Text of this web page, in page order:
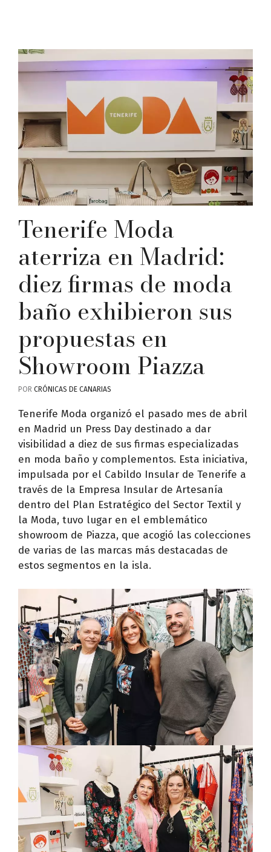
Tenerife Moda
aterriza en Madrid:
diez firmas de moda
baño exhibieron sus
propuestas en
Showroom Piazza
POR CRÓNICAS DE CANARIAS
Tenerife Moda organizó el pasado mes de abril
en Madrid un Press Day destinado a dar
visibilidad a diez de sus firmas especializadas
en moda baño y complementos. Esta iniciativa,
impulsada por el Cabildo Insular de Tenerife a
través de la Empresa Insular de Artesanía
dentro del Plan Estratégico del Sector Textil y
la Moda, tuvo lugar en el emblemático
showroom de Piazza, que acogió las colecciones
de varias de las marcas más destacadas de
estos segmentos en la isla.